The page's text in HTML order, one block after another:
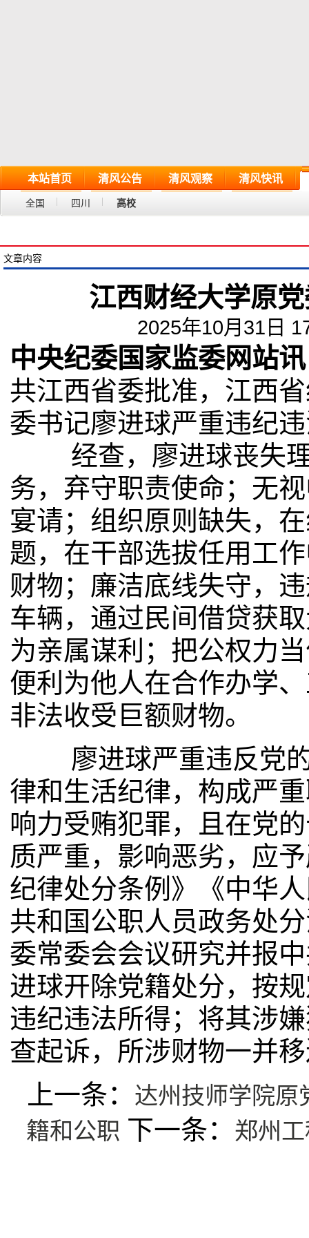
本站首页 清风公告 清风观察 清风快讯
全国 四川 高校
文章内容
江西财经大学原
2025年10月31日
中央纪委国家监委网站讯
共江西省委批准，江西
委书记廖进球严重违纪
经查，廖进球丧失理
务，弃守职责使命；无
宴请；组织原则缺失，
题，在干部选拔任用工
财物；廉洁底线失守，
车辆，通过民间借贷获
为亲属谋利；把公权力
便利为他人在合作办学
非法收受巨额财物。
廖进球严重违反党的
律和生活纪律，构成严
响力受贿犯罪，且在党
质严重，影响恶劣，应
纪律处分条例》《中华
共和国公职人员政务处
委常委会会议研究并报
进球开除党籍处分，按
违纪违法所得；将其涉
查起诉，所涉财物一并
上一条： 达州技师学院原
籍和公职 下一条： 郑州